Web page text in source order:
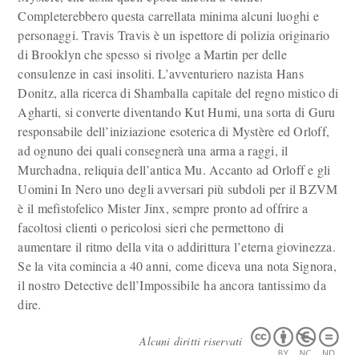
Completerebbero questa carrellata minima alcuni luoghi e
personaggi. Travis Travis è un ispettore di polizia originario
di Brooklyn che spesso si rivolge a Martin per delle
consulenze in casi insoliti. L’avventuriero nazista Hans
Donitz, alla ricerca di Shamballa capitale del regno mistico di
Agharti, si converte diventando Kut Humi, una sorta di Guru
responsabile dell’iniziazione esoterica di Mystère ed Orloff,
ad ognuno dei quali consegnerà una arma a raggi, il
Murchadna, reliquia dell’antica Mu. Accanto ad Orloff e gli
Uomini In Nero uno degli avversari più subdoli per il BZVM
è il mefistofelico Mister Jinx, sempre pronto ad offrire a
facoltosi clienti o pericolosi sieri che permettono di
aumentare il ritmo della vita o addirittura l’eterna giovinezza.
Se la vita comincia a 40 anni, come diceva una nota Signora,
il nostro Detective dell’Impossibile ha ancora tantissimo da
dire.
Alcuni diritti riservati